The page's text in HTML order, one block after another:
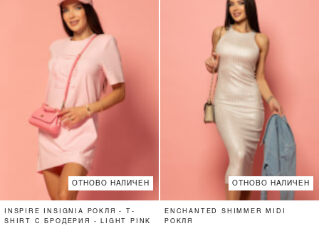
ОТНОВО НАЛИЧЕН
INSPIRE INSIGNIA РОКЛЯ - T-
SHIRT С БРОДЕРИЯ - LIGHT PINK
ОТНОВО НАЛИЧЕН
ENCHANTED SHIMMER MIDI
РОКЛЯ